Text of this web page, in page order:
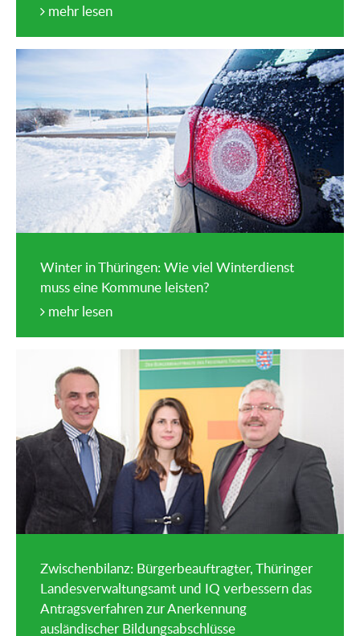
mehr lesen
Winter in Thüringen: Wie viel Winterdienst
muss eine Kommune leisten?
mehr lesen
Zwischenbilanz: Bürgerbeauftragter, Thüringer
Landesverwaltungsamt und IQ verbessern das
Antragsverfahren zur Anerkennung
ausländischer Bildungsabschlüsse